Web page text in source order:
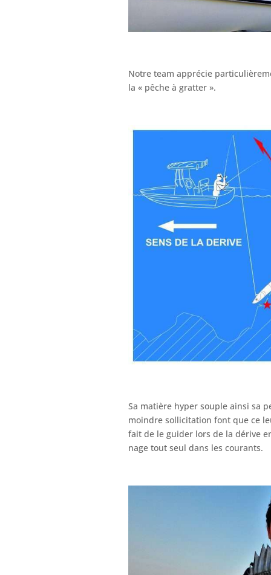
Notre team apprécie
la « pêche à gratter ».
Sa matière hyper souple ainsi sa
moindre sollicitation font que ce
fait de le guider lors de la dérive
nage tout seul dans les courants.